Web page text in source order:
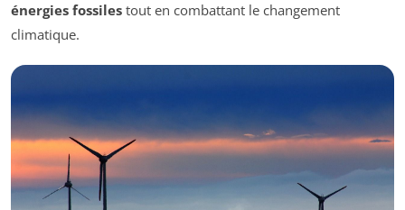
énergies fossiles tout en combattant le changement
climatique.